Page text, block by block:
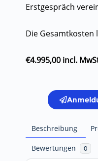
Erstgespräch
Die Gesamtkosten
€4.995,00 incl.
Beschreibung
Bewertungen 0